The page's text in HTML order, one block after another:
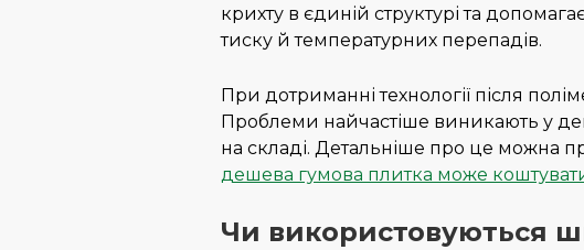
крихту в єдиній структурі та
тиску й температурних перепадів.
При дотриманні технології після
Проблеми найчастіше виникають у
на складі. Детальніше про це можна
дешева гумова плитка може
Чи використовуються